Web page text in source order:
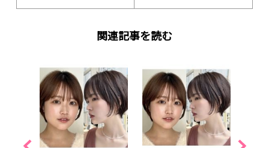
関連記事を読む